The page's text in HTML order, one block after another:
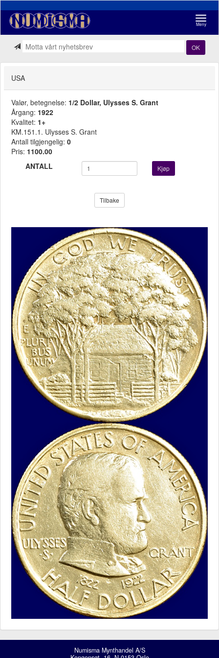
Meny
OK
USA
Valør, betegnelse: 1/2 Dollar, Ulysses S. Grant
Årgang: 1922
Kvalitet: 1+
KM.151.1. Ulysses S. Grant
Antall tilgjengelig: 0
Pris: 1100.00
ANTALL
Kjøp
Tilbake
Numisma Mynthandel A/S